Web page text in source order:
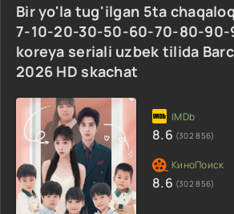
Bir yo'la tug'ilgan 5ta
7-10-20-30-50-60-70-80-90-
koreya seriali uzbek tilida
2026 HD skachat
8.6 (302 856)
8.6 (302 856)